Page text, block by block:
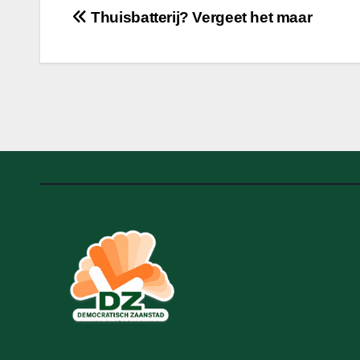
Bericht
navigatie
Thuisbatterij? Vergeet het maar